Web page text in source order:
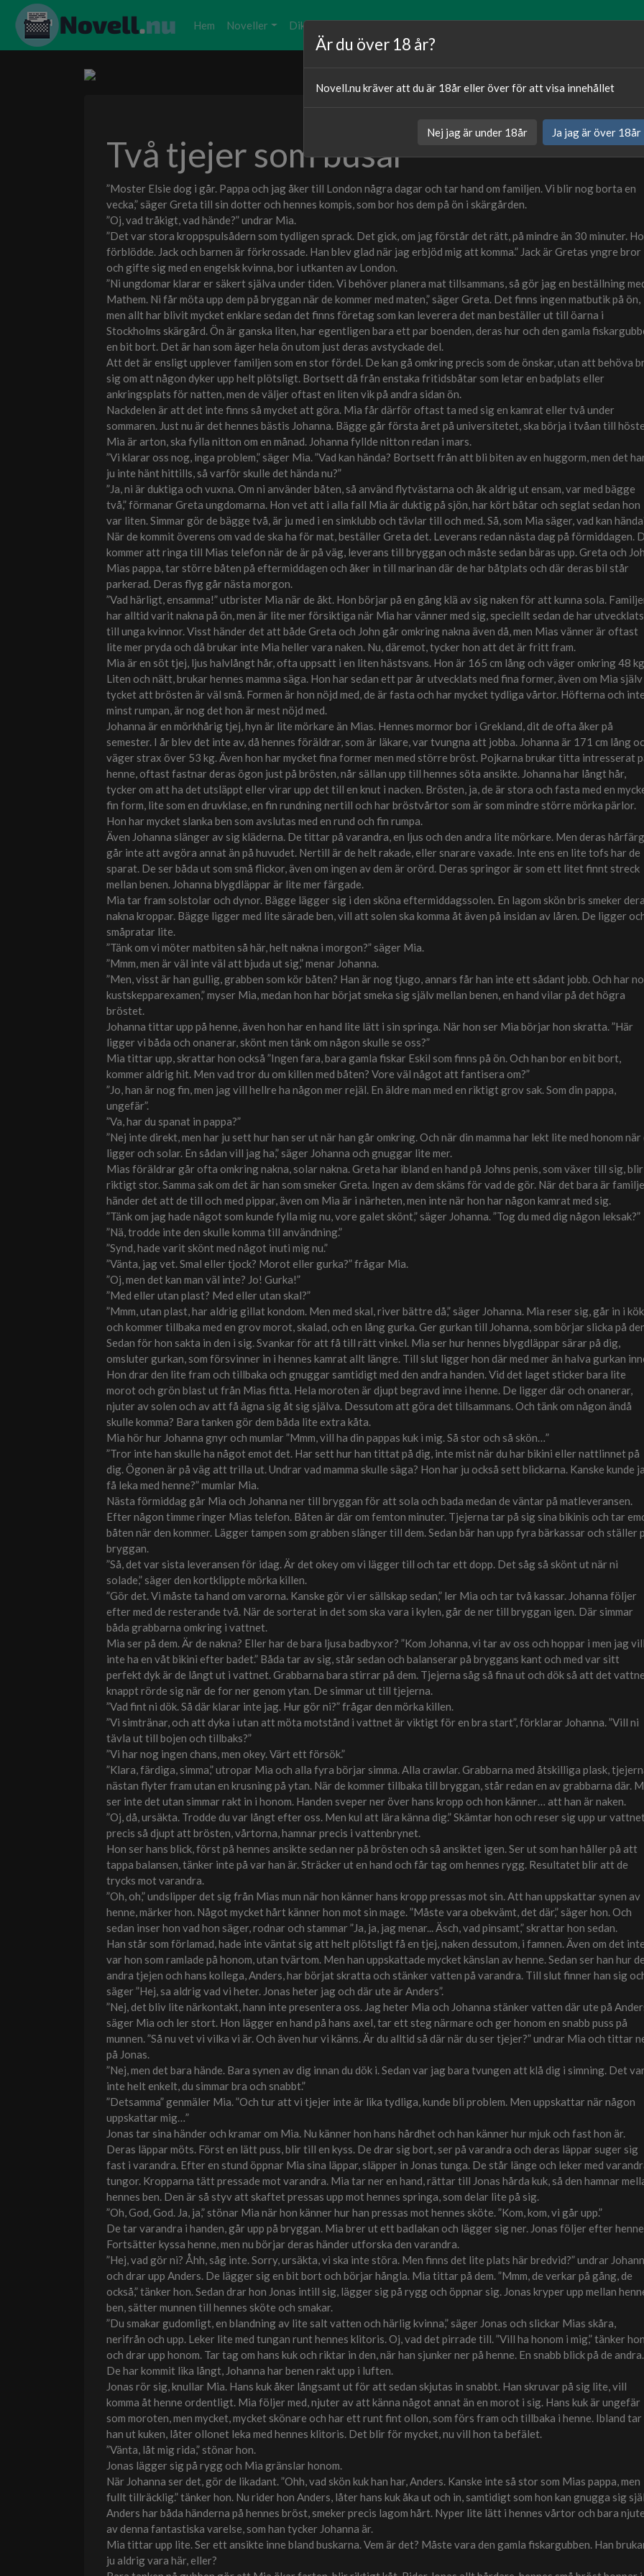
Hem Noveller Dikter
Kategori:
Två tjejer som busar
”Moster Elsie dog i går. Pappa och jag åker till London några dagar och tar hand om familjen. Vi blir nog borta en
vecka,” säger Greta till sin dotter och hennes kompis, som bor hos dem på ön i skärgården.
”Oj, vad tråkigt, vad hände?” undrar Mia.
”Det var stora kroppspulsådern som tydligen sprack. Det gick, om jag förstår det rätt, på mindre än 30 minuter.
förblödde. Jack och barnen är förkrossade. Han blev glad när jag erbjöd mig att komma.” Jack är Gretas yngre bror
och gifte sig med en engelsk kvinna, bor i utkanten av London.
”Ni ungdomar klarar er säkert själva under tiden. Vi behöver planera mat tillsammans, så gör jag en beställning
Mathem. Ni får möta upp dem på bryggan när de kommer med maten,” säger Greta. Det finns ingen matbutik på ön,
men allt har blivit mycket enklare sedan det finns företag som kan leverera det man beställer ut till öarna i
Stockholms skärgård. Ön är ganska liten, har egentligen bara ett par boenden, deras hur och den gamla
en bit bort. Det är han som äger hela ön utom just deras avstyckade del.
Att det är ensligt upplever familjen som en stor fördel. De kan gå omkring precis som de önskar, utan att behöva
sig om att någon dyker upp helt plötsligt. Bortsett då från enstaka fritidsbåtar som letar en badplats eller
ankringsplats för natten, men de väljer oftast en liten vik på andra sidan ön.
Nackdelen är att det inte finns så mycket att göra. Mia får därför oftast ta med sig en kamrat eller två under
sommaren. Just nu är det hennes bästis Johanna. Bägge går första året på universitetet, ska börja i tvåan till
Mia är arton, ska fylla nitton om en månad. Johanna fyllde nitton redan i mars.
”Vi klarar oss nog, inga problem,” säger Mia. ”Vad kan hända? Bortsett från att bli biten av en huggorm, men det
ju inte hänt hittills, så varför skulle det hända nu?”
”Ja, ni är duktiga och vuxna. Om ni använder båten, så använd flytvästarna och åk aldrig ut ensam, var med bägge
två,” förmanar Greta ungdomarna. Hon vet att i alla fall Mia är duktig på sjön, har kört båtar och seglat sedan hon
var liten. Simmar gör de bägge två, är ju med i en simklubb och tävlar till och med. Så, som Mia säger, vad kan
När de kommit överens om vad de ska ha för mat, beställer Greta det. Leverans redan nästa dag på förmiddagen.
kommer att ringa till Mias telefon när de är på väg, leverans till bryggan och måste sedan bäras upp. Greta och
Mias pappa, tar större båten på eftermiddagen och åker in till marinan där de har båtplats och där deras bil står
parkerad. Deras flyg går nästa morgon.
”Vad härligt, ensamma!” utbrister Mia när de åkt. Hon börjar på en gång klä av sig naken för att kunna sola.
har alltid varit nakna på ön, men är lite mer försiktiga när Mia har vänner med sig, speciellt sedan de har utvecklats
till unga kvinnor. Visst händer det att både Greta och John går omkring nakna även då, men Mias vänner är oftast
lite mer pryda och då brukar inte Mia heller vara naken. Nu, däremot, tycker hon att det är fritt fram.
Mia är en söt tjej, ljus halvlångt hår, ofta uppsatt i en liten hästsvans. Hon är 165 cm lång och väger omkring 48
Liten och nätt, brukar hennes mamma säga. Hon har sedan ett par år utvecklats med fina former, även om Mia själv
tycket att brösten är väl små. Formen är hon nöjd med, de är fasta och har mycket tydliga vårtor. Höfterna och inte
minst rumpan, är nog det hon är mest nöjd med.
Johanna är en mörkhårig tjej, hyn är lite mörkare än Mias. Hennes mormor bor i Grekland, dit de ofta åker på
semester. I år blev det inte av, då hennes föräldrar, som är läkare, var tvungna att jobba. Johanna är 171 cm lång
väger strax över 53 kg. Även hon har mycket fina former men med större bröst. Pojkarna brukar titta intresserat
henne, oftast fastnar deras ögon just på brösten, når sällan upp till hennes söta ansikte. Johanna har långt hår,
tycker om att ha det utsläppt eller virar upp det till en knut i nacken. Brösten, ja, de är stora och fasta med en
fin form, lite som en druvklase, en fin rundning nertill och har bröstvårtor som är som mindre större mörka pärlor.
Hon har mycket slanka ben som avslutas med en rund och fin rumpa.
Även Johanna slänger av sig kläderna. De tittar på varandra, en ljus och den andra lite mörkare. Men deras hårfärg
går inte att avgöra annat än på huvudet. Nertill är de helt rakade, eller snarare vaxade. Inte ens en lite tofs har de
sparat. De ser båda ut som små flickor, även om ingen av dem är orörd. Deras springor är som ett litet finnt streck
mellan benen. Johanna blygdläppar är lite mer färgade.
Mia tar fram solstolar och dynor. Bägge lägger sig i den sköna eftermiddagssolen. En lagom skön bris smeker
nakna kroppar. Bägge ligger med lite särade ben, vill att solen ska komma åt även på insidan av låren. De ligger
småpratar lite.
”Tänk om vi möter matbiten så här, helt nakna i morgon?” säger Mia.
”Mmm, men är väl inte väl att bjuda ut sig,” menar Johanna.
”Men, visst är han gullig, grabben som kör båten? Han är nog tjugo, annars får han inte ett sådant jobb. Och har
kustskepparexamen,” myser Mia, medan hon har börjat smeka sig själv mellan benen, en hand vilar på det högra
bröstet.
Johanna tittar upp på henne, även hon har en hand lite lätt i sin springa. När hon ser Mia börjar hon skratta. ”Här
ligger vi båda och onanerar, skönt men tänk om någon skulle se oss?”
Mia tittar upp, skrattar hon också ”Ingen fara, bara gamla fiskar Eskil som finns på ön. Och han bor en bit bort,
kommer aldrig hit. Men vad tror du om killen med båten? Vore väl något att fantisera om?”
”Jo, han är nog fin, men jag vill hellre ha någon mer rejäl. En äldre man med en riktigt grov sak. Som din pappa,
ungefär”.
”Va, har du spanat in pappa?”
”Nej inte direkt, men har ju sett hur han ser ut när han går omkring. Och när din mamma har lekt lite med honom när
ligger och solar. En sådan vill jag ha,” säger Johanna och gnuggar lite mer.
Mias föräldrar går ofta omkring nakna, solar nakna. Greta har ibland en hand på Johns penis, som växer till sig, blir
riktigt stor. Samma sak om det är han som smeker Greta. Ingen av dem skäms för vad de gör. När det bara är
händer det att de till och med pippar, även om Mia är i närheten, men inte när hon har någon kamrat med sig.
”Tänk om jag hade något som kunde fylla mig nu, vore galet skönt,” säger Johanna. ”Tog du med dig någon leksak?”
”Nä, trodde inte den skulle komma till användning.”
”Synd, hade varit skönt med något inuti mig nu.”
”Vänta, jag vet. Smal eller tjock? Morot eller gurka?” frågar Mia.
”Oj, men det kan man väl inte? Jo! Gurka!”
”Med eller utan plast? Med eller utan skal?”
”Mmm, utan plast, har aldrig gillat kondom. Men med skal, river bättre då,” säger Johanna. Mia reser sig, går in i
och kommer tillbaka med en grov morot, skalad, och en lång gurka. Ger gurkan till Johanna, som börjar slicka på
Sedan för hon sakta in den i sig. Svankar för att få till rätt vinkel. Mia ser hur hennes blygdläppar särar på dig,
omsluter gurkan, som försvinner in i hennes kamrat allt längre. Till slut ligger hon där med mer än halva gurkan
Hon drar den lite fram och tillbaka och gnuggar samtidigt med den andra handen. Vid det laget sticker bara lite
morot och grön blast ut från Mias fitta. Hela moroten är djupt begravd inne i henne. De ligger där och onanerar,
njuter av solen och av att få ägna sig åt sig själva. Dessutom att göra det tillsammans. Och tänk om någon ändå
skulle komma? Bara tanken gör dem båda lite extra kåta.
Mia hör hur Johanna gnyr och mumlar ”Mmm, vill ha din pappas kuk i mig. Så stor och så skön…”
”Tror inte han skulle ha något emot det. Har sett hur han tittat på dig, inte mist när du har bikini eller nattlinnet på
dig. Ögonen är på väg att trilla ut. Undrar vad mamma skulle säga? Hon har ju också sett blickarna. Kanske kunde
få leka med henne?” mumlar Mia.
Nästa förmiddag går Mia och Johanna ner till bryggan för att sola och bada medan de väntar på matleveransen.
Efter någon timme ringer Mias telefon. Båten är där om femton minuter. Tjejerna tar på sig sina bikinis och tar
båten när den kommer. Lägger tampen som grabben slänger till dem. Sedan bär han upp fyra bärkassar och ställer
bryggan.
”Så, det var sista leveransen för idag. Är det okey om vi lägger till och tar ett dopp. Det såg så skönt ut när ni
solade,” säger den kortklippte mörka killen.
”Gör det. Vi måste ta hand om varorna. Kanske gör vi er sällskap sedan,” ler Mia och tar två kassar. Johanna följer
efter med de resterande två. När de sorterat in det som ska vara i kylen, går de ner till bryggan igen. Där simmar
båda grabbarna omkring i vattnet.
Mia ser på dem. Är de nakna? Eller har de bara ljusa badbyxor? ”Kom Johanna, vi tar av oss och hoppar i men jag vill
inte ha en våt bikini efter badet.” Båda tar av sig, står sedan och balanserar på bryggans kant och med var sitt
perfekt dyk är de långt ut i vattnet. Grabbarna bara stirrar på dem. Tjejerna såg så fina ut och dök så att det
knappt rörde sig när de for ner genom ytan. De simmar ut till tjejerna.
”Vad fint ni dök. Så där klarar inte jag. Hur gör ni?” frågar den mörka killen.
”Vi simtränar, och att dyka i utan att möta motstånd i vattnet är viktigt för en bra start”, förklarar Johanna. ”Vill ni
tävla ut till bojen och tillbaks?”
”Vi har nog ingen chans, men okey. Värt ett försök.”
”Klara, färdiga, simma,” utropar Mia och alla fyra börjar simma. Alla crawlar. Grabbarna med åtskilliga plask,
nästan flyter fram utan en krusning på ytan. När de kommer tillbaka till bryggan, står redan en av grabbarna där.
ser inte det utan simmar rakt in i honom. Handen sveper ner över hans kropp och hon känner… att han är naken.
”Oj, då, ursäkta. Trodde du var långt efter oss. Men kul att lära känna dig.” Skämtar hon och reser sig upp ur
precis så djupt att brösten, vårtorna, hamnar precis i vattenbrynet.
Hon ser hans blick, först på hennes ansikte sedan ner på brösten och så ansiktet igen. Ser ut som han håller på att
tappa balansen, tänker inte på var han är. Sträcker ut en hand och får tag om hennes rygg. Resultatet blir att de
trycks mot varandra.
”Oh, oh,” undslipper det sig från Mias mun när hon känner hans kropp pressas mot sin. Att han uppskattar synen av
henne, märker hon. Något mycket hårt känner hon mot sin mage. ”Måste vara obekvämt, det där,” säger hon. Och
sedan inser hon vad hon säger, rodnar och stammar ”Ja, ja, jag menar... Äsch, vad pinsamt,” skrattar hon sedan.
Han står som förlamad, hade inte väntat sig att helt plötsligt få en tjej, naken dessutom, i famnen. Även om det inte
var hon som ramlade på honom, utan tvärtom. Men han uppskattade mycket känslan av henne. Sedan ser han hur
andra tjejen och hans kollega, Anders, har börjat skratta och stänker vatten på varandra. Till slut finner han sig
säger ”Hej, sa aldrig vad vi heter. Jonas heter jag och där ute är Anders”.
”Nej, det bliv lite närkontakt, hann inte presentera oss. Jag heter Mia och Johanna stänker vatten där ute på
säger Mia och ler stort. Hon lägger en hand på hans axel, tar ett steg närmare och ger honom en snabb puss på
munnen. ”Så nu vet vi vilka vi är. Och även hur vi känns. Är du alltid så där när du ser tjejer?” undrar Mia och tittar
på Jonas.
”Nej, men det bara hände. Bara synen av dig innan du dök i. Sedan var jag bara tvungen att klå dig i simning. Det
inte helt enkelt, du simmar bra och snabbt.”
”Detsamma” genmäler Mia. ”Och tur att vi tjejer inte är lika tydliga, kunde bli problem. Men uppskattar när någon
uppskattar mig…”
Jonas tar sina händer och kramar om Mia. Nu känner hon hans hårdhet och han känner hur mjuk och fast hon är.
Deras läppar möts. Först en lätt puss, blir till en kyss. De drar sig bort, ser på varandra och deras läppar suger sig
fast i varandra. Efter en stund öppnar Mia sina läppar, släpper in Jonas tunga. De står länge och leker med
tungor. Kropparna tätt pressade mot varandra. Mia tar ner en hand, rättar till Jonas hårda kuk, så den hamnar
hennes ben. Den är så styv att skaftet pressas upp mot hennes springa, som delar lite på sig.
”Oh, God, God. Ja, ja,” stönar Mia när hon känner hur han pressas mot hennes sköte. ”Kom, kom, vi går upp.”
De tar varandra i handen, går upp på bryggan. Mia brer ut ett badlakan och lägger sig ner. Jonas följer efter
Fortsätter kyssa henne, men nu börjar deras händer utforska den varandra.
”Hej, vad gör ni? Åhh, såg inte. Sorry, ursäkta, vi ska inte störa. Men finns det lite plats här bredvid?” undrar
och drar upp Anders. De lägger sig en bit bort och börjar hångla. Mia tittar på dem. ”Mmm, de verkar på gång, de
också,” tänker hon. Sedan drar hon Jonas intill sig, lägger sig på rygg och öppnar sig. Jonas kryper upp mellan
ben, sätter munnen till hennes sköte och smakar.
”Du smakar gudomligt, en blandning av lite salt vatten och härlig kvinna,” säger Jonas och slickar Mias skåra,
nerifrån och upp. Leker lite med tungan runt hennes klitoris. Oj, vad det pirrade till. ”Vill ha honom i mig,” tänker hon
och drar upp honom. Tar tag om hans kuk och riktar in den, när han sjunker ner på henne. En snabb blick på de andra.
De har kommit lika långt, Johanna har benen rakt upp i luften.
Jonas rör sig, knullar Mia. Hans kuk åker långsamt ut för att sedan skjutas in snabbt. Han skruvar på sig lite, vill
komma åt henne ordentligt. Mia följer med, njuter av att känna något annat än en morot i sig. Hans kuk är ungefär
som moroten, men mycket, mycket skönare och har ett runt fint ollon, som förs fram och tillbaka i henne. Ibland tar
han ut kuken, låter ollonet leka med hennes klitoris. Det blir för mycket, nu vill hon ta befälet.
”Vänta, låt mig rida,” stönar hon.
Jonas lägger sig på rygg och Mia gränslar honom.
När Johanna ser det, gör de likadant. ”Ohh, vad skön kuk han har, Anders. Kanske inte så stor som Mias pappa, men
fullt tillräcklig.” tänker hon. Nu rider hon Anders, låter hans kuk åka ut och in, samtidigt som hon kan gnugga sig
Anders har båda händerna på hennes bröst, smeker precis lagom hårt. Nyper lite lätt i hennes vårtor och bara
av denna fantastiska varelse, som han tycker Johanna är.
Mia tittar upp lite. Ser ett ansikte inne bland buskarna. Vem är det? Måste vara den gamla fiskargubben. Han
ju aldrig vara här, eller?
Är du över 18 år?
Novell.nu kräver att du är 18år eller över för att visa innehållet
Nej jag är under 18år Ja jag är över 18år